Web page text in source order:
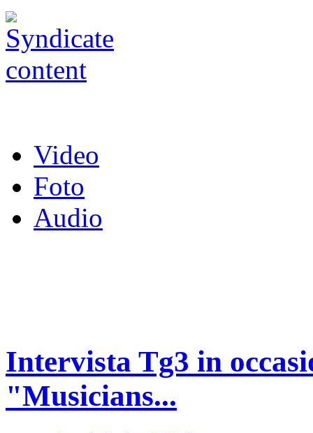
Video
Foto
Audio
Intervista Tg3 in
"Musicians...